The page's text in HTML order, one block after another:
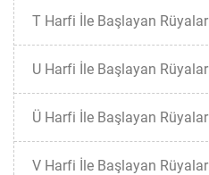
T Harfi İle Başlayan Rüyalar
U Harfi İle Başlayan Rüyalar
Ü Harfi İle Başlayan Rüyalar
V Harfi İle Başlayan Rüyalar